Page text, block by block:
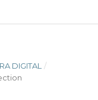
DIGITAL
/